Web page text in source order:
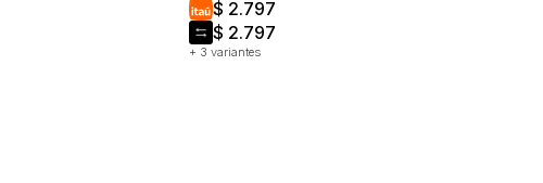
+ 3 variantes
$ 2.797
$ 2.797